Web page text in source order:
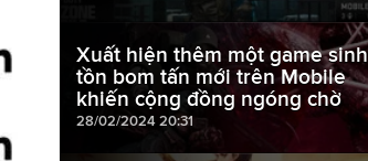
Xuất hiện thêm một game sinh
tồn bom tấn mới trên Mobile
khiến cộng đồng ngóng chờ
28/02/2024 20:31